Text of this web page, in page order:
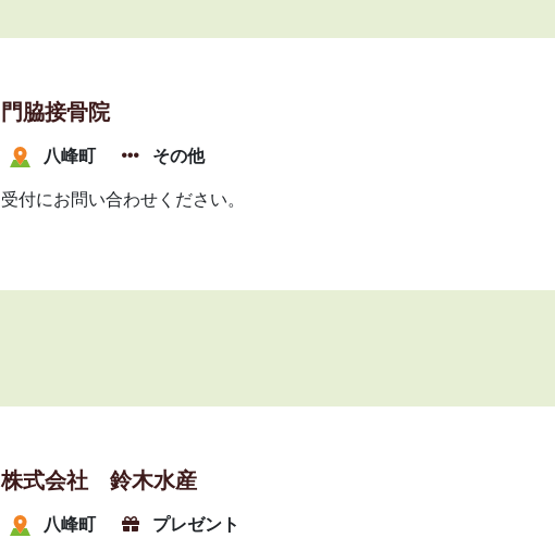
門脇接骨院
八峰町
その他
受付にお問い合わせください。
株式会社 鈴木水産
八峰町
プレゼント